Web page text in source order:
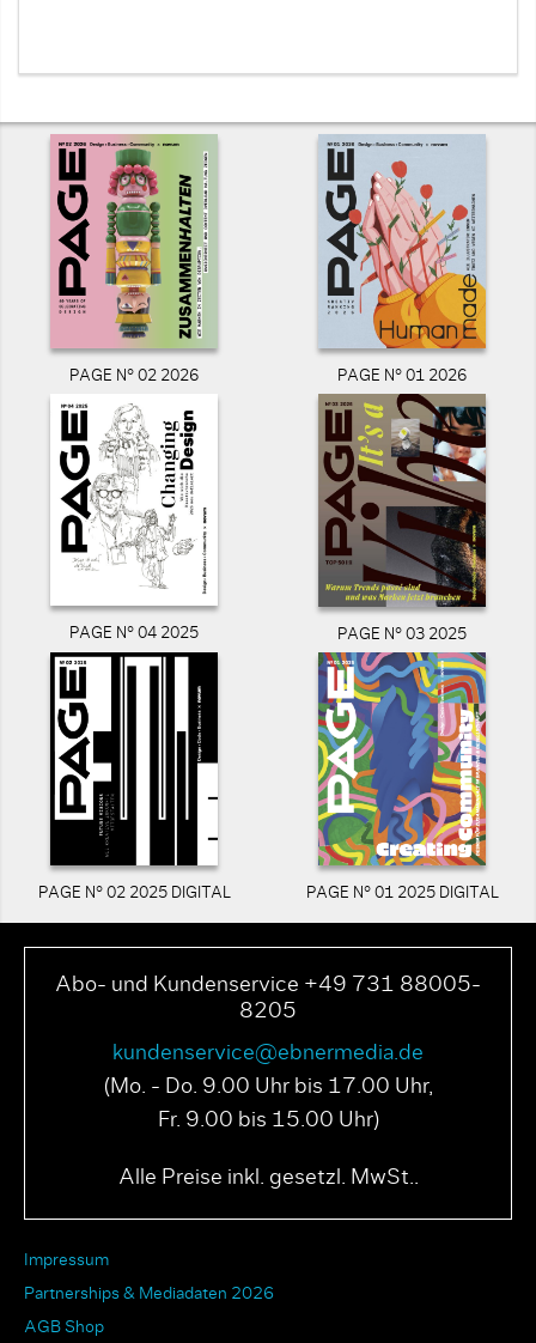
PAGE N° 02 2026 PAGE N° 01 2026
PAGE N° 04 2025 PAGE N° 03 2025
PAGE N° 02 2025 DIGITAL PAGE N° 01 2025 DIGITAL
Abo- und Kundenservice +49 731 88005-
8205
kundenservice@ebnermedia.de
(Mo. - Do. 9.00 Uhr bis 17.00 Uhr,
Fr. 9.00 bis 15.00 Uhr)
Alle Preise inkl. gesetzl. MwSt..
Impressum
Partnerships & Mediadaten 2026
AGB Shop